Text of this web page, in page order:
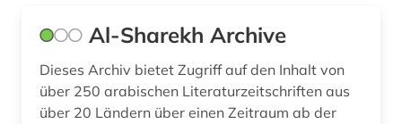
europäische geschichte (1)
europäische kommission (1)
europäische kultur (1)
Al-Sharekh Archive
Dieses Archiv bietet Zugriff auf den Inhalt von
über 250 arabischen Literaturzeitschriften aus
über 20 Ländern über einen Zeitraum ab der